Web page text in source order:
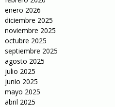
enero 2026
diciembre 2025
noviembre 2025
octubre 2025
septiembre 2025
agosto 2025
julio 2025
junio 2025
mayo 2025
abril 2025